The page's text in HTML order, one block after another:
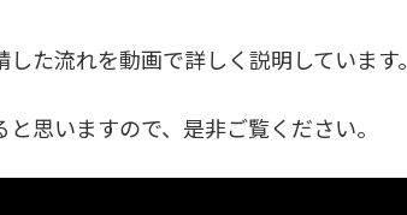
た流れを動画で詳しく説明しています。
思いますので、是非ご覧ください。